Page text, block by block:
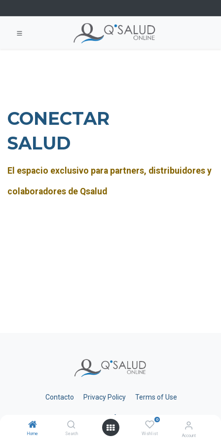
Home Search
0
Wishlist Account
CONECTAR
SALUD
El espacio exclusivo para partners, distribuidores y
colaboradores de Qsalud
Contacto Privacy Policy Terms of Use